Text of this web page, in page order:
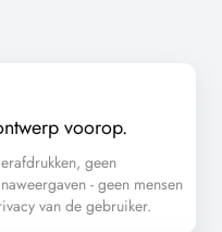
voorop.
geen
- geen mensen
van de gebruiker.